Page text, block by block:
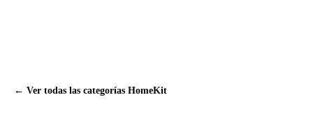
← Ver todas las categorías HomeKit